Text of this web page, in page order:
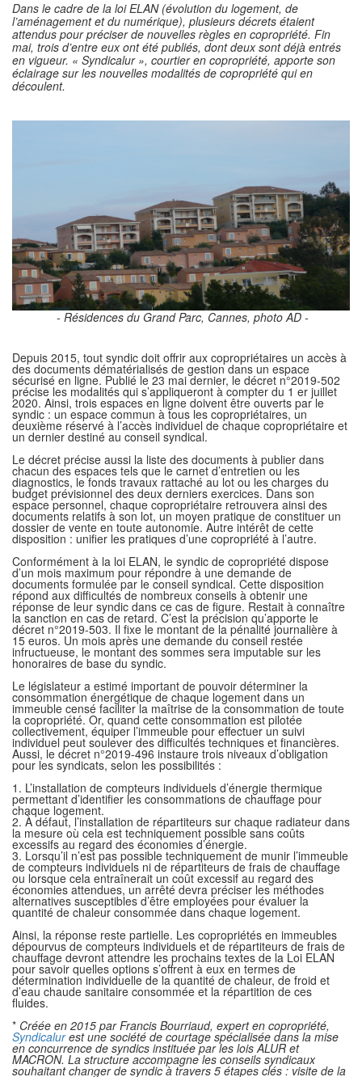
Dans le cadre de la loi ELAN (évolution du logement, de
l’aménagement et du numérique), plusieurs décrets étaient
attendus pour préciser de nouvelles règles en copropriété. Fin
mai, trois d’entre eux ont été publiés, dont deux sont déjà entrés
en vigueur. « Syndicalur », courtier en copropriété, apporte son
éclairage sur les nouvelles modalités de copropriété qui en
découlent.
- Résidences du Grand Parc, Cannes, photo AD -
Depuis 2015, tout syndic doit offrir aux copropriétaires un accès à
des documents dématérialisés de gestion dans un espace
sécurisé en ligne. Publié le 23 mai dernier, le décret n°2019-502
précise les modalités qui s’appliqueront à compter du 1 er juillet
2020. Ainsi, trois espaces en ligne doivent être ouverts par le
syndic : un espace commun à tous les copropriétaires, un
deuxième réservé à l’accès individuel de chaque copropriétaire et
un dernier destiné au conseil syndical.
Le décret précise aussi la liste des documents à publier dans
chacun des espaces tels que le carnet d’entretien ou les
diagnostics, le fonds travaux rattaché au lot ou les charges du
budget prévisionnel des deux derniers exercices. Dans son
espace personnel, chaque copropriétaire retrouvera ainsi des
documents relatifs à son lot, un moyen pratique de constituer un
dossier de vente en toute autonomie. Autre intérêt de cette
disposition : unifier les pratiques d’une copropriété à l’autre.
Conformément à la loi ELAN, le syndic de copropriété dispose
d’un mois maximum pour répondre à une demande de
documents formulée par le conseil syndical. Cette disposition
répond aux difficultés de nombreux conseils à obtenir une
réponse de leur syndic dans ce cas de figure. Restait à connaître
la sanction en cas de retard. C’est la précision qu’apporte le
décret n°2019-503. Il fixe le montant de la pénalité journalière à
15 euros. Un mois après une demande du conseil restée
infructueuse, le montant des sommes sera imputable sur les
honoraires de base du syndic.
Le législateur a estimé important de pouvoir déterminer la
consommation énergétique de chaque logement dans un
immeuble censé faciliter la maîtrise de la consommation de toute
la copropriété. Or, quand cette consommation est pilotée
collectivement, équiper l’immeuble pour effectuer un suivi
individuel peut soulever des difficultés techniques et financières.
Aussi, le décret n°2019-496 instaure trois niveaux d’obligation
pour les syndicats, selon les possibilités :
1. L’installation de compteurs individuels d’énergie thermique
permettant d’identifier les consommations de chauffage pour
chaque logement.
2. À défaut, l’installation de répartiteurs sur chaque radiateur dans
la mesure où cela est techniquement possible sans coûts
excessifs au regard des économies d’énergie.
3. Lorsqu’il n’est pas possible techniquement de munir l’immeuble
de compteurs individuels ni de répartiteurs de frais de chauffage
ou lorsque cela entraînerait un coût excessif au regard des
économies attendues, un arrêté devra préciser les méthodes
alternatives susceptibles d’être employées pour évaluer la
quantité de chaleur consommée dans chaque logement.
Ainsi, la réponse reste partielle. Les copropriétés en immeubles
dépourvus de compteurs individuels et de répartiteurs de frais de
chauffage devront attendre les prochains textes de la Loi ELAN
pour savoir quelles options s’offrent à eux en termes de
détermination individuelle de la quantité de chaleur, de froid et
d’eau chaude sanitaire consommée et la répartition de ces
fluides.
* Créée en 2015 par Francis Bourriaud, expert en copropriété,
Syndicalurest une société de courtage spécialisée dans la mise
en concurrence de syndics instituée par les lois ALUR et
MACRON. La structure accompagne les conseils syndicaux
souhaitant changer de syndic à travers 5 étapes clés : visite de la